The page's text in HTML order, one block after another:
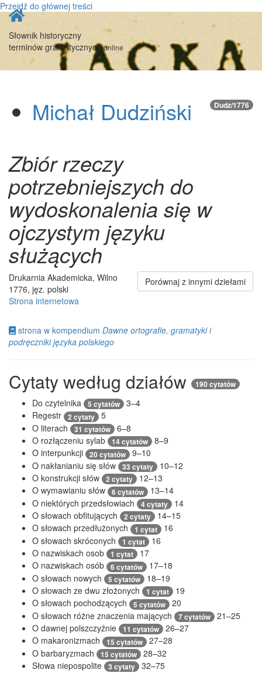
Przejdź do głównej treści
Strona
Słownik historyczny
terminów gramatycznychonline
Dudz/1776
Michał Dudziński
Zbiór rzeczy
potrzebniejszych do
wydoskonalenia się w
ojczystym języku
służących
Porównaj z innymi dziełami
Drukarnia Akademicka, Wilno
1776, jęz. polski
Strona internetowa
strona w kompendium Dawne ortografie, gramatyki i
podręczniki języka polskiego
Cytaty według działów 190 cytatów
Do czytelnika 5 cytatów
3–4
Regestr
2 cytaty
5
O literach
31 cytatów
6–8
O rozłączeniu sylab
14 cytatów
8–9
O interpunkcji
20 cytatów
9–10
O nakłanianiu się słów
33 cytaty
10–12
O konstrukcji słów
2 cytaty
12–13
O wymawianiu słów
6 cytatów
13–14
O niektórych przedsłowiach
4 cytaty
14
O słowach obfitujących
2 cytaty
14–15
O słowach przedłużonych
1 cytat
16
O słowach skróconych
1 cytat
16
O nazwiskach osob
1 cytat
17
O nazwiskach osób
6 cytatów
17–18
O słowach nowych
5 cytatów
18–19
O słowach ze dwu złożonych
1 cytat
19
O słowach pochodzących
5 cytatów
20
O słowach różne znaczenia mających
7 cytatów
21–25
O dawnej polszczyźnie
11 cytatów
26–27
O makaronizmach
15 cytatów
27–28
O barbaryzmach
15 cytatów
28–32
Słowa niepospolite
3 cytaty 32–75